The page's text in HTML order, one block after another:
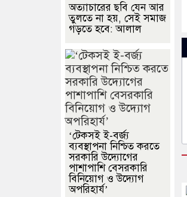
অত্যাচারের ছবি যেন আর
তুলতে না হয়, সেই সমাজ
গড়তে হবে: আলাল
‘টেকসই ই-বর্জ্য
ব্যবস্থাপনা নিশ্চিত করতে
সরকারি উদ্যোগের
পাশাপাশি বেসরকারি
বিনিয়োগ ও উদ্যোগ
অপরিহার্য’